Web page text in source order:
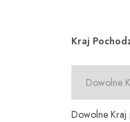
Kraj
Dowolne Kraj